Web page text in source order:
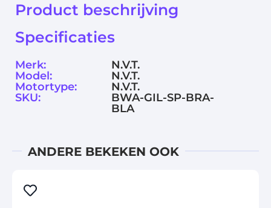
Product beschrijving
Specificaties
Merk:
N.V.T.
Model:
N.V.T.
Motortype:
N.V.T.
SKU:
BWA-GIL-SP-BRA-
BLA
ANDERE BEKEKEN OOK